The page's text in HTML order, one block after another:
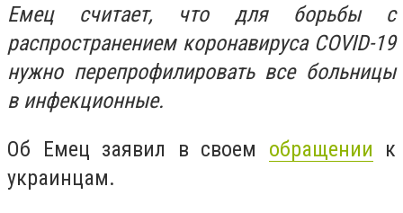
Емец считает, что для борьбы с
распространением коронавируса COVID-19
нужно перепрофилировать все больницы
в инфекционные.
Об Емец заявил в своем обращении к
украинцам.